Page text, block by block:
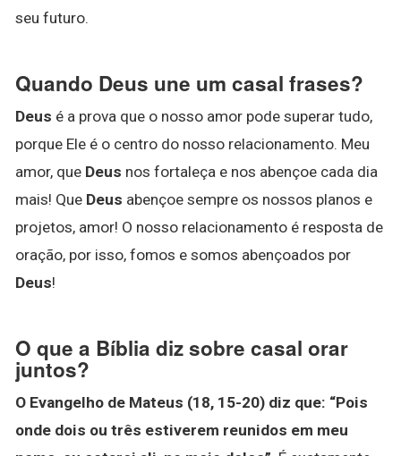
seu futuro.
Quando Deus une um casal frases?
Deus é a prova que o nosso amor pode superar tudo,
porque Ele é o centro do nosso relacionamento. Meu
amor, que Deus nos fortaleça e nos abençoe cada dia
mais! Que Deus abençoe sempre os nossos planos e
projetos, amor! O nosso relacionamento é resposta de
oração, por isso, fomos e somos abençoados por
Deus!
O que a Bíblia diz sobre casal orar
juntos?
O Evangelho de Mateus (18, 15-20) diz que: “Pois
onde dois ou três estiverem reunidos em meu